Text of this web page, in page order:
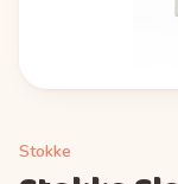
Stokke